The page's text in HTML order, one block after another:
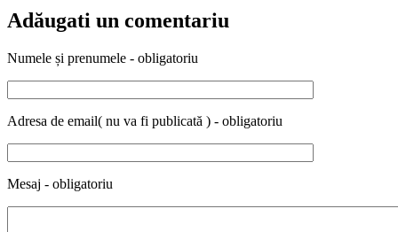
Adăugati un comentariu
Numele și prenumele - obligatoriu
Adresa de email( nu va fi publicată ) - obligatoriu
Mesaj - obligatoriu